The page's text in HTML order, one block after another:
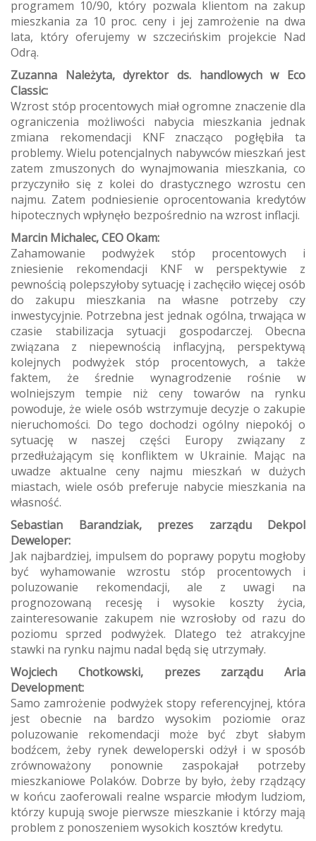
programem 10/90, który pozwala klientom na zakup
mieszkania za 10 proc. ceny i jej zamrożenie na dwa
lata, który oferujemy w szczecińskim projekcie Nad
Odrą.
Zuzanna Należyta, dyrektor ds. handlowych w Eco
Classic:
Wzrost stóp procentowych miał ogromne znaczenie dla
ograniczenia możliwości nabycia mieszkania jednak
zmiana rekomendacji KNF znacząco pogłębiła ta
problemy. Wielu potencjalnych nabywców mieszkań jest
zatem zmuszonych do wynajmowania mieszkania, co
przyczyniło się z kolei do drastycznego wzrostu cen
najmu. Zatem podniesienie oprocentowania kredytów
hipotecznych wpłynęło bezpośrednio na wzrost inflacji.
Marcin Michalec, CEO Okam:
Zahamowanie podwyżek stóp procentowych i
zniesienie rekomendacji KNF w perspektywie z
pewnością polepszyłoby sytuację i zachęciło więcej osób
do zakupu mieszkania na własne potrzeby czy
inwestycyjnie. Potrzebna jest jednak ogólna, trwająca w
czasie stabilizacja sytuacji gospodarczej. Obecna
związana z niepewnością inflacyjną, perspektywą
kolejnych podwyżek stóp procentowych, a także
faktem, że średnie wynagrodzenie rośnie w
wolniejszym tempie niż ceny towarów na rynku
powoduje, że wiele osób wstrzymuje decyzje o zakupie
nieruchomości. Do tego dochodzi ogólny niepokój o
sytuację w naszej części Europy związany z
przedłużającym się konfliktem w Ukrainie. Mając na
uwadze aktualne ceny najmu mieszkań w dużych
miastach, wiele osób preferuje nabycie mieszkania na
własność.
Sebastian Barandziak, prezes zarządu Dekpol
Deweloper:
Jak najbardziej, impulsem do poprawy popytu mogłoby
być wyhamowanie wzrostu stóp procentowych i
poluzowanie rekomendacji, ale z uwagi na
prognozowaną recesję i wysokie koszty życia,
zainteresowanie zakupem nie wzrosłoby od razu do
poziomu sprzed podwyżek. Dlatego też atrakcyjne
stawki na rynku najmu nadal będą się utrzymały.
Wojciech Chotkowski, prezes zarządu Aria
Development:
Samo zamrożenie podwyżek stopy referencyjnej, która
jest obecnie na bardzo wysokim poziomie oraz
poluzowanie rekomendacji może być zbyt słabym
bodźcem, żeby rynek deweloperski odżył i w sposób
zrównoważony ponownie zaspokajał potrzeby
mieszkaniowe Polaków. Dobrze by było, żeby rządzący
w końcu zaoferowali realne wsparcie młodym ludziom,
którzy kupują swoje pierwsze mieszkanie i którzy mają
problem z ponoszeniem wysokich kosztów kredytu.